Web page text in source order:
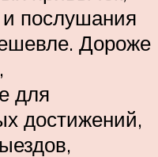
и послушания
Дороже
для
достижений,